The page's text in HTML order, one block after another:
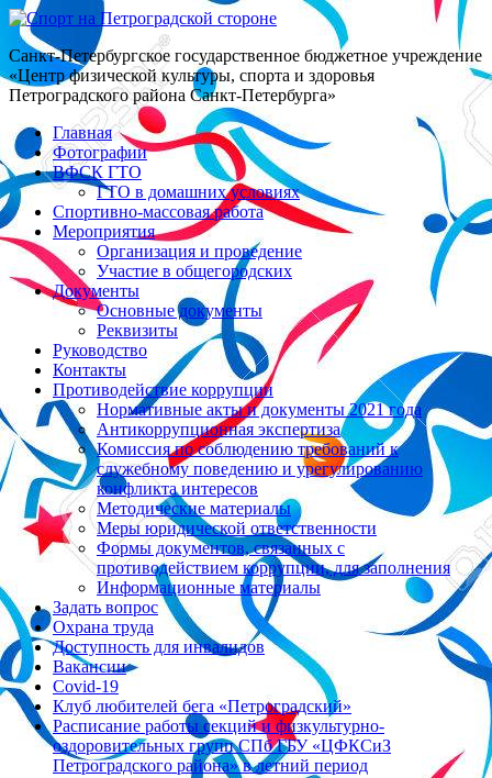
Санкт-Петербургское государственное бюджетное учреждение
«Центр физической культуры, спорта и здоровья
Петроградского района Санкт-Петербурга»
Главная
Фотографии
ВФСК ГТО
ГТО в домашних условиях
Спортивно-массовая работа
Мероприятия
Организация и проведение
Участие в общегородских
Документы
Основные документы
Реквизиты
Руководство
Контакты
Противодействие коррупции
Нормативные акты и документы 2021 года
Антикоррупционная экспертиза
Комиссия по соблюдению требований к
служебному поведению и урегулированию
конфликта интересов
Методические материалы
Меры юридической ответственности
Формы документов, связанных с
противодействием коррупции, для заполнения
Информационные материалы
Задать вопрос
Охрана труда
Доступность для инвалидов
Вакансии
Covid-19
Клуб любителей бега «Петроградский»
Расписание работы секций и физкультурно-
оздоровительных групп СПб ГБУ «ЦФКСиЗ
Петроградского района» в летний период